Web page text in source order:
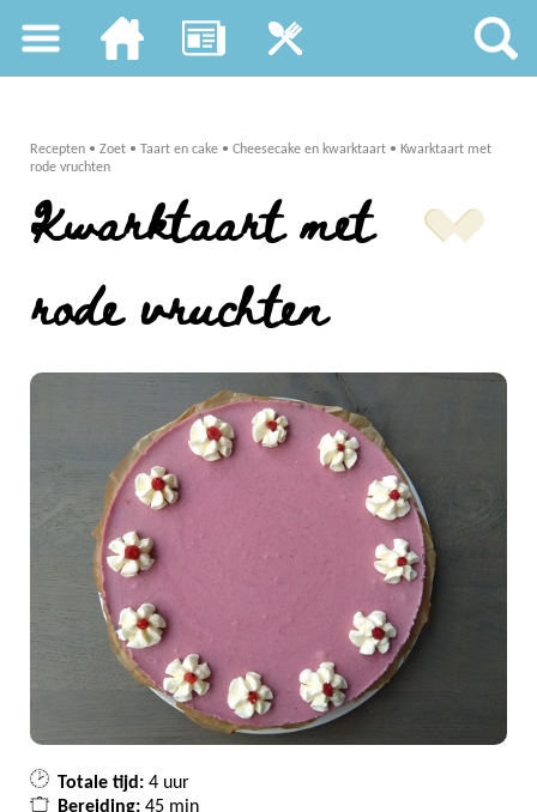
Recepten • Zoet • Taart en cake • Cheesecake en kwarktaart • Kwarktaart met
rode vruchten
Kwarktaart met
rode vruchten
Totale tijd: 4 uur
Bereiding: 45 min